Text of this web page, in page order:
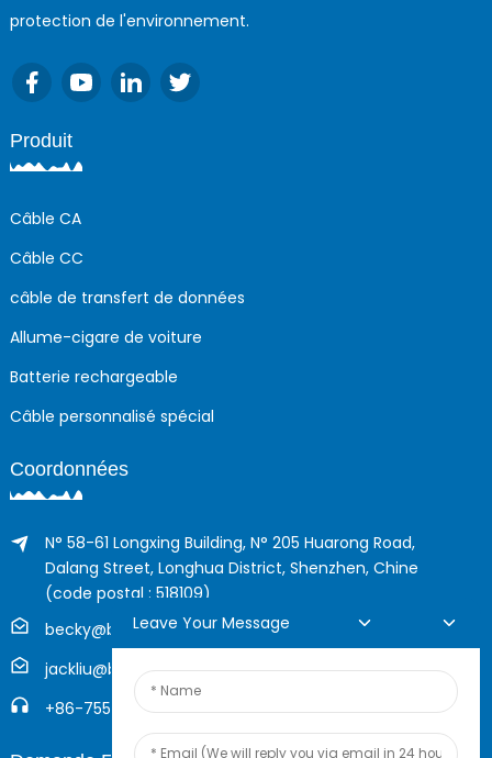
protection de l'environnement.
Produit
Câble CA
Câble CC
câble de transfert de données
Allume-cigare de voiture
Batterie rechargeable
Câble personnalisé spécial
Coordonnées
N° 58-61 Longxing Building, N° 205 Huarong Road,
Dalang Street, Longhua District, Shenzhen, Chine
(code postal : 518109)
becky@boyingcable.com
jackliu@boyingcable.com
+86-755-21014277
Leave Your Message